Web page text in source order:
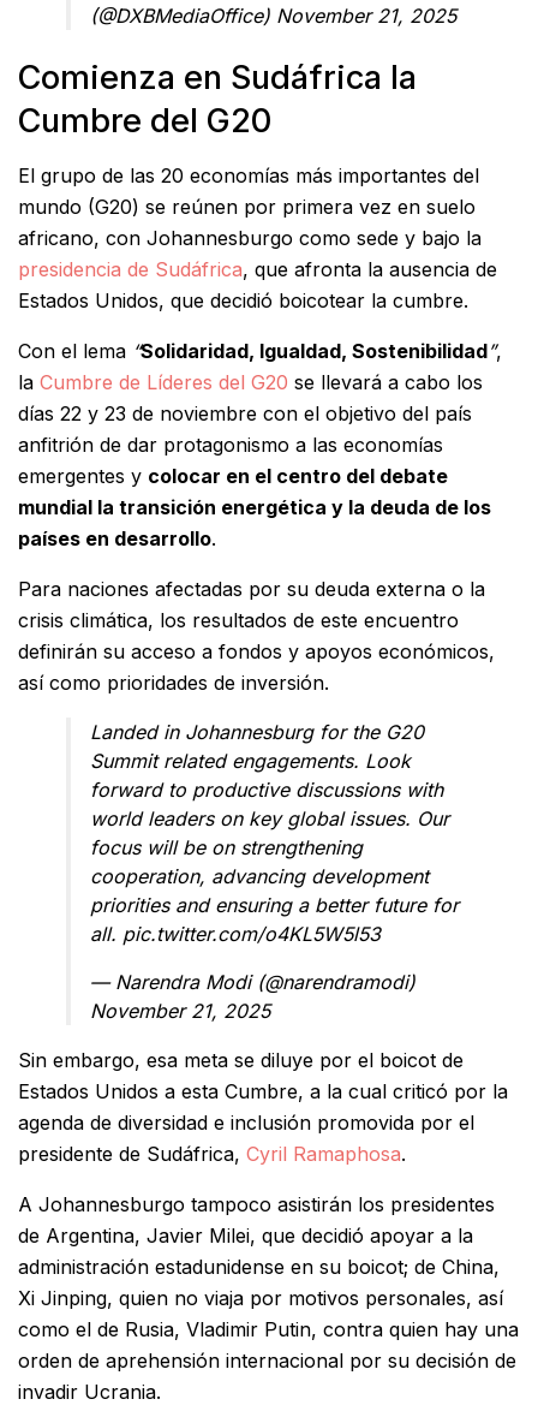
(@DXBMediaOffice) November 21, 2025
Comienza en Sudáfrica la
Cumbre del G20
El grupo de las 20 economías más importantes del
mundo (G20) se reúnen por primera vez en suelo
africano, con Johannesburgo como sede y bajo la
presidencia de Sudáfrica, que afronta la ausencia de
Estados Unidos, que decidió boicotear la cumbre.
Con el lema “Solidaridad, Igualdad, Sostenibilidad”,
la Cumbre de Líderes del G20 se llevará a cabo los
días 22 y 23 de noviembre con el objetivo del país
anfitrión de dar protagonismo a las economías
emergentes y colocar en el centro del debate
mundial la transición energética y la deuda de los
países en desarrollo.
Para naciones afectadas por su deuda externa o la
crisis climática, los resultados de este encuentro
definirán su acceso a fondos y apoyos económicos,
así como prioridades de inversión.
Landed in Johannesburg for the G20
Summit related engagements. Look
forward to productive discussions with
world leaders on key global issues. Our
focus will be on strengthening
cooperation, advancing development
priorities and ensuring a better future for
all. pic.twitter.com/o4KL5W5l53
— Narendra Modi (@narendramodi)
November 21, 2025
Sin embargo, esa meta se diluye por el boicot de
Estados Unidos a esta Cumbre, a la cual criticó por la
agenda de diversidad e inclusión promovida por el
presidente de Sudáfrica, Cyril Ramaphosa.
A Johannesburgo tampoco asistirán los presidentes
de Argentina, Javier Milei, que decidió apoyar a la
administración estadunidense en su boicot; de China,
Xi Jinping, quien no viaja por motivos personales, así
como el de Rusia, Vladimir Putin, contra quien hay una
orden de aprehensión internacional por su decisión de
invadir Ucrania.